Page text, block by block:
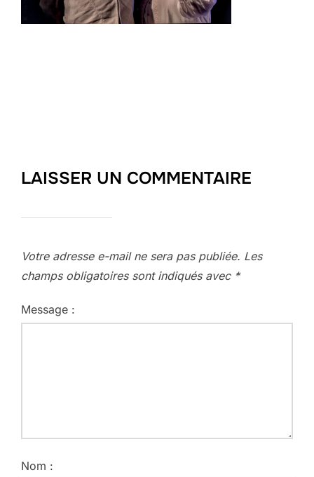
LAISSER UN COMMENTAIRE
Votre adresse e-mail ne sera pas publiée. Les
champs obligatoires sont indiqués avec *
Message :
Nom :